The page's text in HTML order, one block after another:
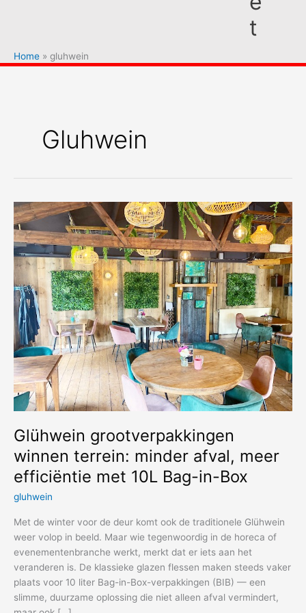
t
Home gluhwein
Gluhwein
Glühwein grootverpakkingen
winnen terrein: minder afval, meer
efficiëntie met 10L Bag-in-Box
gluhwein
Met de winter voor de deur komt ook de traditionele Glühwein
weer volop in beeld. Maar wie tegenwoordig in de horeca of
evenementenbranche werkt, merkt dat er iets aan het
veranderen is. De klassieke glazen flessen maken steeds vaker
plaats voor 10 liter Bag-in-Box-verpakkingen (BIB) — een
slimme, duurzame oplossing die niet alleen afval vermindert,